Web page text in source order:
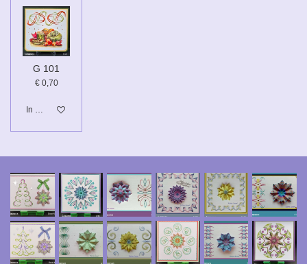
G 101
€ 0,70
In winkelwagen